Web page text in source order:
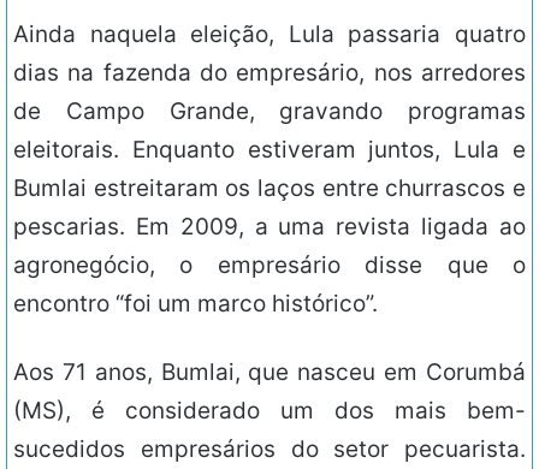
Ainda naquela eleição, Lula passaria quatro
dias na fazenda do empresário, nos arredores
de Campo Grande, gravando programas
eleitorais. Enquanto estiveram juntos, Lula e
Bumlai estreitaram os laços entre churrascos e
pescarias. Em 2009, a uma revista ligada ao
agronegócio, o empresário disse que o
encontro “foi um marco histórico”.
Aos 71 anos, Bumlai, que nasceu em Corumbá
(MS), é considerado um dos mais bem-
sucedidos empresários do setor pecuarista.